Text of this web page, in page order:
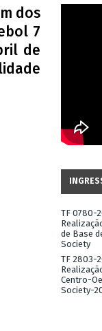
dos
7
de
TF 0780-
de Base
Society
TF 2803-
Centro-
Society-